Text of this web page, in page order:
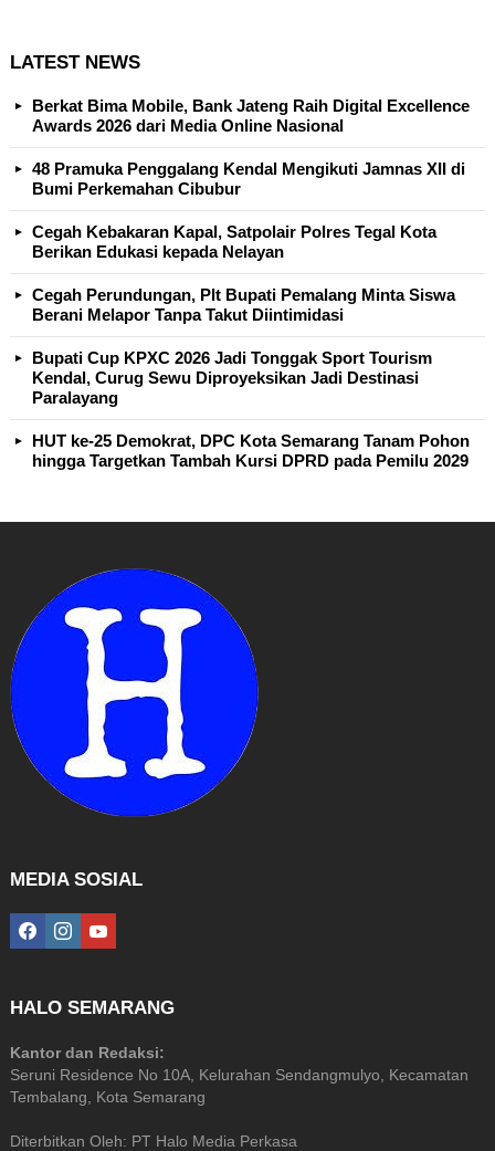
LATEST NEWS
Berkat Bima Mobile, Bank Jateng Raih Digital Excellence
Awards 2026 dari Media Online Nasional
48 Pramuka Penggalang Kendal Mengikuti Jamnas XII di
Bumi Perkemahan Cibubur
Cegah Kebakaran Kapal, Satpolair Polres Tegal Kota
Berikan Edukasi kepada Nelayan
Cegah Perundungan, Plt Bupati Pemalang Minta Siswa
Berani Melapor Tanpa Takut Diintimidasi
Bupati Cup KPXC 2026 Jadi Tonggak Sport Tourism
Kendal, Curug Sewu Diproyeksikan Jadi Destinasi
Paralayang
HUT ke-25 Demokrat, DPC Kota Semarang Tanam Pohon
hingga Targetkan Tambah Kursi DPRD pada Pemilu 2029
MEDIA SOSIAL
facebookinstagramyoutube
HALO SEMARANG
Kantor dan Redaksi:
Seruni Residence No 10A, Kelurahan Sendangmulyo, Kecamatan
Tembalang, Kota Semarang
Diterbitkan Oleh: PT Halo Media Perkasa